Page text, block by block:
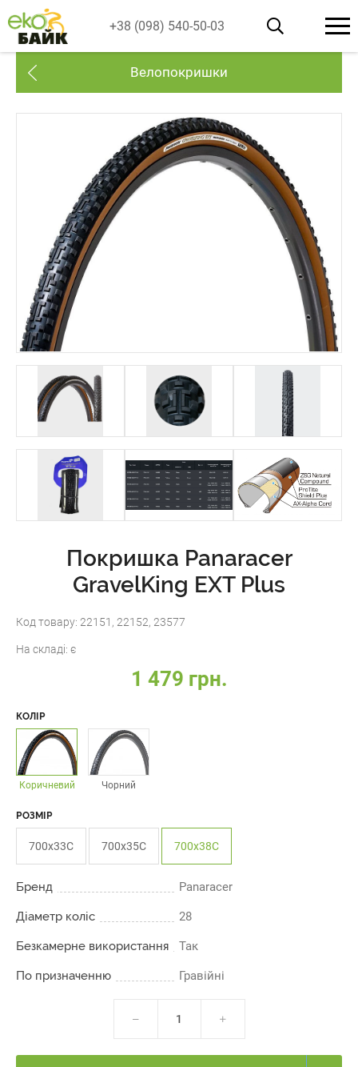
+38 (098) 540-50-03
Велопокришки
Покришка Panaracer
GravelKing EXT Plus
Код товару: 22151, 22152, 23577
На складі: є
1 479 грн.
КОЛІР
Коричневий Чорний
РОЗМІР
700x33C 700x35C 700x38C
Бренд Panaracer
Діаметр коліс 28
Безкамерне використання Так
По призначенню Гравійні